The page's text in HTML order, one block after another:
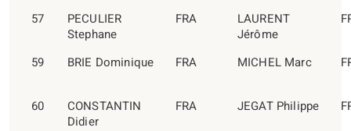
57
PECULIER
Stephane
FRA
LAURENT
Jérôme
59 BRIE Dominique FRA MICHEL Marc
60
CONSTANTIN
Didier
FRA JEGAT Philippe